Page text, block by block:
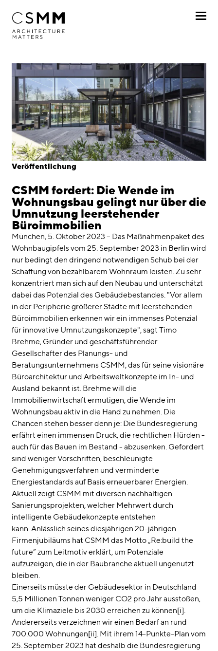
Profil
Leistungen
Projekte
Journal
Awards
Standorte
linkedininstagram
English
Impressum
Veröffentlichung
CSMM fordert: Die Wende im
Wohnungsbau gelingt nur über die
Umnutzung leerstehender
Büroimmobilien
München, 5. Oktober 2023 – Das Maßnahmenpaket des
Wohnbaugipfels vom 25. September 2023 in Berlin wird
nur bedingt den dringend notwendigen Schub bei der
Schaffung von bezahlbarem Wohnraum leisten. Zu sehr
konzentriert man sich auf den Neubau und unterschätzt
dabei das Potenzial des Gebäudebestandes. "Vor allem
in der Peripherie größerer Städte mit leerstehenden
Büroimmobilien erkennen wir ein immenses Potenzial
für innovative Umnutzungskonzepte", sagt Timo
Brehme, Gründer und geschäftsführender
Gesellschafter des Planungs- und
Beratungsunternehmens CSMM, das für seine visionäre
Büroarchitektur und Arbeitsweltkonzepte im In- und
Ausland bekannt ist. Brehme will die
Immobilienwirtschaft ermutigen, die Wende im
Wohnungsbau aktiv in die Hand zu nehmen. Die
Chancen stehen besser denn je: Die Bundesregierung
erfährt einen immensen Druck, die rechtlichen Hürden -
auch für das Bauen im Bestand - abzusenken. Gefordert
sind weniger Vorschriften, beschleunigte
Genehmigungsverfahren und verminderte
Energiestandards auf Basis erneuerbarer Energien.
Aktuell zeigt CSMM mit diversen nachhaltigen
Sanierungsprojekten, welcher Mehrwert durch
intelligente Gebäudekonzepte entstehen
kann. Anlässlich seines diesjährigen 20-jährigen
Firmenjubiläums hat CSMM das Motto „Re:build the
future“ zum Leitmotiv erklärt, um Potenziale
aufzuzeigen, die in der Baubranche aktuell ungenutzt
bleiben.
Einerseits müsste der Gebäudesektor in Deutschland
5,5 Millionen Tonnen weniger CO2 pro Jahr ausstoßen,
um die Klimaziele bis 2030 erreichen zu können[i].
Andererseits verzeichnen wir einen Bedarf an rund
700.000 Wohnungen[ii]. Mit ihrem 14-Punkte-Plan vom
25. September 2023 hat deshalb die Bundesregierung